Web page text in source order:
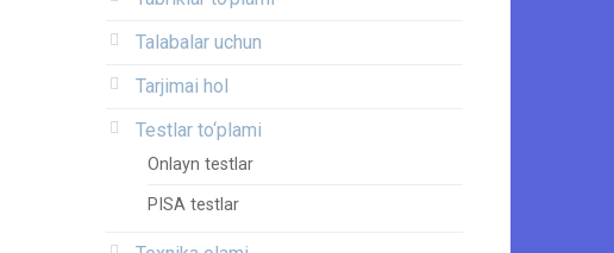
Talabalar uchun
Tarjimai hol
Testlar to‘plami
Onlayn testlar
PISA testlar